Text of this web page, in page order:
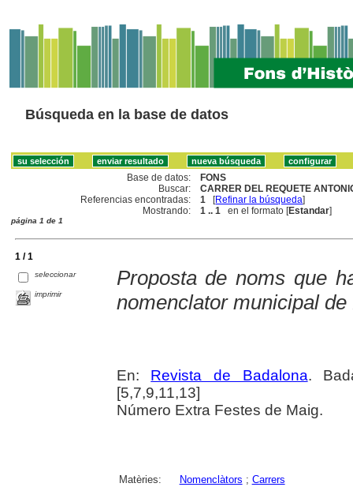
Búsqueda en la base de datos
Base de datos:
FONS
Buscar:
CARRER DEL REQUETE
Referencias encontradas:
1 [Refinar la búsqueda]
Mostrando:
1 .. 1 en el formato [Estandar]
página 1 de 1
1 / 1
seleccionar
imprimir
Proposta de noms que
nomenclator municipal de
En: Revista de Badalona.
[5,7,9,11,13]
Número Extra Festes de Maig.
Matèries: Nomenclàtors ; Carrers